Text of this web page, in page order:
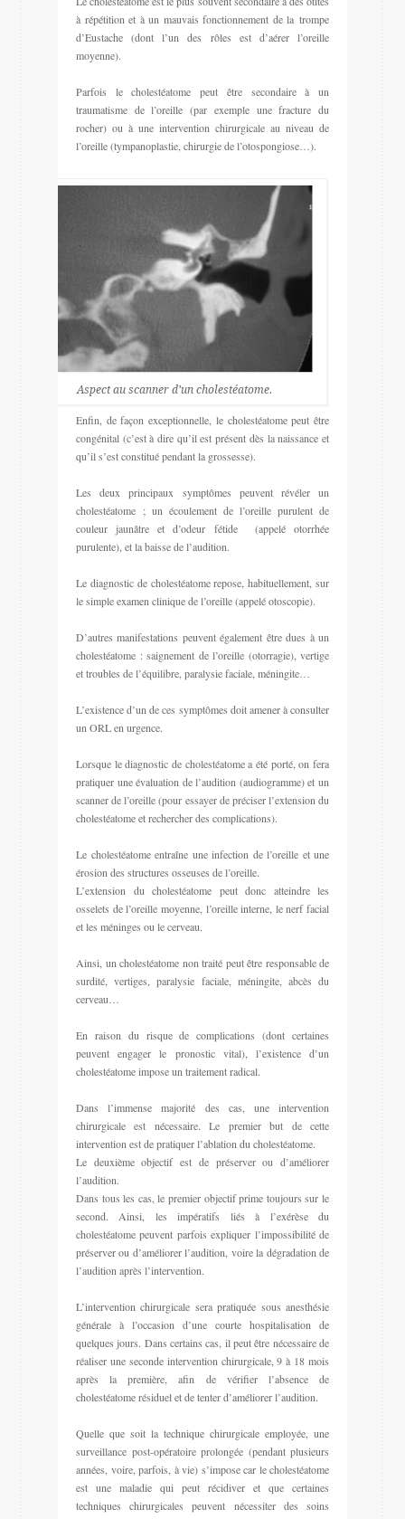
à répétition et à un mauvais fonctionnement de la trompe
d’Eustache (dont l’un des rôles est d’aérer l’oreille
moyenne).
Parfois le cholestéatome peut être secondaire à un
traumatisme de l’oreille (par exemple une fracture du
rocher) ou à une intervention chirurgicale au niveau de
l’oreille (tympanoplastie, chirurgie de l’otospongiose…).
Aspect au scanner d’un cholestéatome.
Enfin, de façon exceptionnelle, le cholestéatome peut être
congénital (c’est à dire qu’il est présent dès la naissance et
qu’il s’est constitué pendant la grossesse).
Les deux principaux symptômes peuvent révéler un
cholestéatome ; un écoulement de l’oreille purulent de
couleur jaunâtre et d’odeur fétide (appelé otorrhée
purulente), et la baisse de l’audition.
Le diagnostic de cholestéatome repose, habituellement, sur
le simple examen clinique de l’oreille (appelé otoscopie).
D’autres manifestations peuvent également être dues à un
cholestéatome : saignement de l’oreille (otorragie), vertige
et troubles de l’équilibre, paralysie faciale, méningite…
L’existence d’un de ces symptômes doit amener à consulter
un ORL en urgence.
Lorsque le diagnostic de cholestéatome a été porté, on fera
pratiquer une évaluation de l’audition (audiogramme) et un
scanner de l’oreille (pour essayer de préciser l’extension du
cholestéatome et rechercher des complications).
Le cholestéatome entraîne une infection de l’oreille et une
érosion des structures osseuses de l’oreille.
L’extension du cholestéatome peut donc atteindre les
osselets de l’oreille moyenne, l’oreille interne, le nerf facial
et les méninges ou le cerveau.
Ainsi, un cholestéatome non traité peut être responsable de
surdité, vertiges, paralysie faciale, méningite, abcès du
cerveau…
En raison du risque de complications (dont certaines
peuvent engager le pronostic vital), l’existence d’un
cholestéatome impose un traitement radical.
Dans l’immense majorité des cas, une intervention
chirurgicale est nécessaire. Le premier but de cette
intervention est de pratiquer l’ablation du cholestéatome.
Le deuxième objectif est de préserver ou d’améliorer
l’audition.
Dans tous les cas, le premier objectif prime toujours sur le
second. Ainsi, les impératifs liés à l’exérèse du
cholestéatome peuvent parfois expliquer l’impossibilité de
préserver ou d’améliorer l’audition, voire la dégradation de
l’audition après l’intervention.
L’intervention chirurgicale sera pratiquée sous anesthésie
générale à l’occasion d’une courte hospitalisation de
quelques jours. Dans certains cas, il peut être nécessaire de
réaliser une seconde intervention chirurgicale, 9 à 18 mois
après la première, afin de vérifier l’absence de
cholestéatome résiduel et de tenter d’améliorer l’audition.
Quelle que soit la technique chirurgicale employée, une
surveillance post-opératoire prolongée (pendant plusieurs
années, voire, parfois, à vie) s’impose car le cholestéatome
est une maladie qui peut récidiver et que certaines
techniques chirurgicales peuvent nécessiter des soins